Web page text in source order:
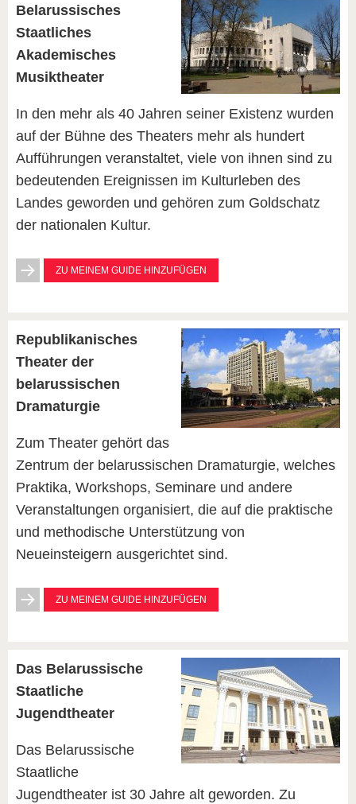
Belarussisches
Staatliches
Akademisches
Musiktheater
In den mehr als 40 Jahren seiner Existenz wurden
auf der Bühne des Theaters mehr als hundert
Aufführungen veranstaltet, viele von ihnen sind zu
bedeutenden Ereignissen im Kulturleben des
Landes geworden und gehören zum Goldschatz
der nationalen Kultur.
ZU MEINEM GUIDE HINZUFÜGEN
Republikanisches
Theater der
belarussischen
Dramaturgie
Zum Theater gehört das
Zentrum der belarussischen Dramaturgie, welches
Praktika, Workshops, Seminare und andere
Veranstaltungen organisiert, die auf die praktische
und methodische Unterstützung von
Neueinsteigern ausgerichtet sind.
ZU MEINEM GUIDE HINZUFÜGEN
Das Belarussische
Staatliche
Jugendtheater
Das Belarussische
Staatliche
Jugendtheater ist 30 Jahre alt geworden. Zu